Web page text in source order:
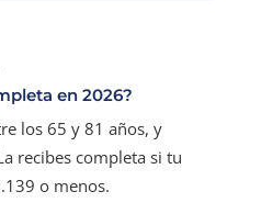
en 2026?
los 65 y 81 años, y
recibes completa si tu
o menos.